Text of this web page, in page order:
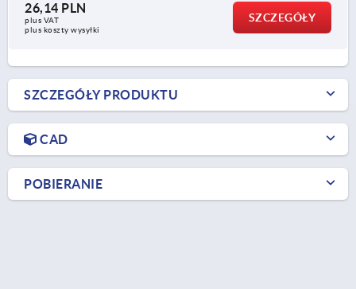
26,14 PLN
plus VAT
plus koszty wysyłki
SZCZEGÓŁY
SZCZEGÓŁY PRODUKTU
CAD
POBIERANIE